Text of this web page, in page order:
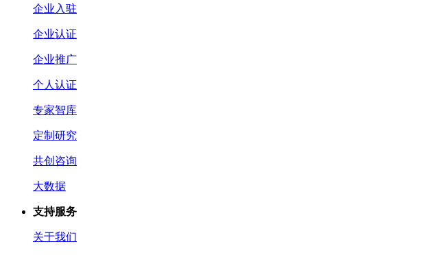
企业入驻
企业认证
企业推广
个人认证
专家智库
定制研究
共创咨询
大数据
支持服务
关于我们